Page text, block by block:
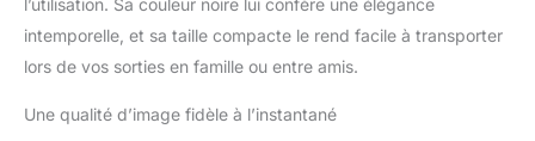
facilement sur nos
canaux sociaux Utilise le
film instantané instax
taille de l'image 62 (H) x
l’utilisation. Sa couleur noire lui confère une élégance
intemporelle, et sa taille compacte le rend facile à transporter
lors de vos sorties en famille ou entre amis.
Une qualité d’image fidèle à l’instantané